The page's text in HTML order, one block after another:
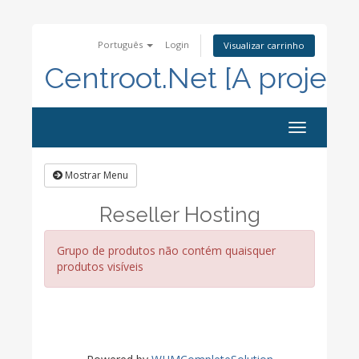
Português Login Visualizar carrinho
Centroot.Net [A
Alternar
Mostrar Menu
Reseller Hosting
Grupo de produtos não contém quaisquer
produtos visíveis